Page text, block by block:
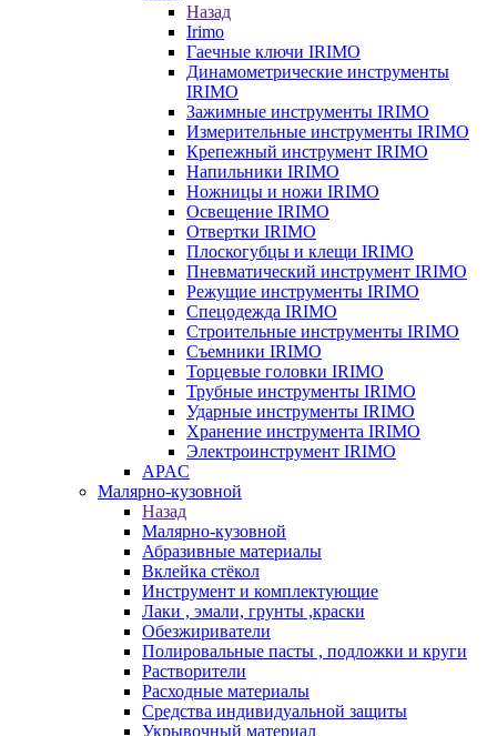
Назад
Irimo
Гаечные ключи IRIMO
Динамометрические инструменты
IRIMO
Зажимные инструменты IRIMO
Измерительные инструменты IRIMO
Крепежный инструмент IRIMO
Напильники IRIMO
Ножницы и ножи IRIMO
Освещение IRIMO
Отвертки IRIMO
Плоскогубцы и клещи IRIMO
Пневматический инструмент IRIMO
Режущие инструменты IRIMO
Спецодежда IRIMO
Строительные инструменты IRIMO
Съемники IRIMO
Торцевые головки IRIMO
Трубные инструменты IRIMO
Ударные инструменты IRIMO
Хранение инструмента IRIMO
Электроинструмент IRIMO
APAC
Малярно-кузовной
Назад
Малярно-кузовной
Абразивные материалы
Вклейка стёкол
Инструмент и комплектующие
Лаки , эмали, грунты ,краски
Обезжириватели
Полировальные пасты , подложки и круги
Растворители
Расходные материалы
Средства индивидуальной защиты
Укрывочный материал